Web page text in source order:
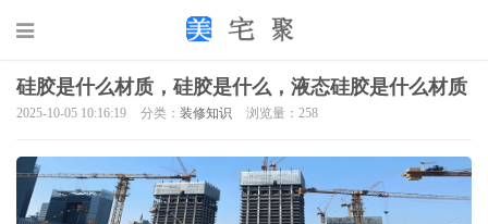
硅胶是什么材质，硅胶是什么，液态硅胶是什么材质
2025-10-05 10:16:19 分类： 装修知识 浏览量：258